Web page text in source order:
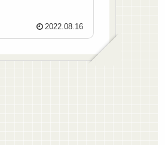
2022.08.16